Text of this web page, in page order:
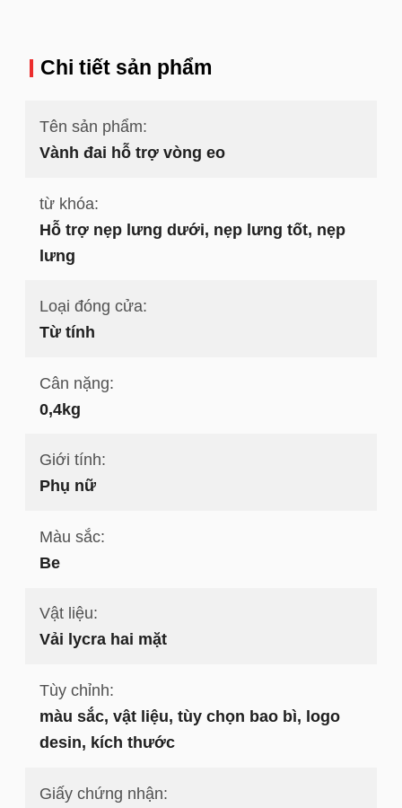
Chi tiết sản phẩm
Tên sản phẩm:
Vành đai hỗ trợ vòng eo
từ khóa:
Hỗ trợ nẹp lưng dưới, nẹp lưng tốt, nẹp
lưng
Loại đóng cửa:
Từ tính
Cân nặng:
0,4kg
Giới tính:
Phụ nữ
Màu sắc:
Be
Vật liệu:
Vải lycra hai mặt
Tùy chỉnh:
màu sắc, vật liệu, tùy chọn bao bì, logo
desin, kích thước
Giấy chứng nhận: